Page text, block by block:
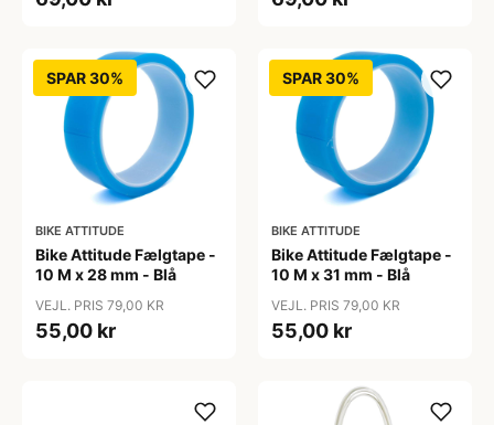
SPAR 30%
BIKE ATTITUDE
Bike Attitude Fælgtape -
10 M x 28 mm - Blå
VEJL. PRIS 79,00 KR
55,00 kr
SPAR 30%
BIKE ATTITUDE
Bike Attitude Fælgtape -
10 M x 31 mm - Blå
VEJL. PRIS 79,00 KR
55,00 kr